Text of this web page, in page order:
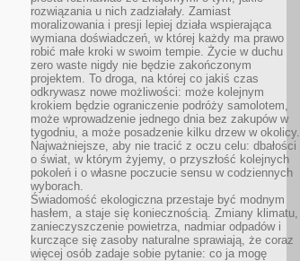
rozwiązania u nich zadziałały. Zamiast
moralizowania i presji lepiej działa wspierająca
wymiana doświadczeń, w której każdy ma prawo
robić małe kroki w swoim tempie. Życie w duchu
zero waste nigdy nie będzie zakończonym
projektem. To droga, na której co jakiś czas
odkrywasz nowe możliwości: może kolejnym
krokiem będzie ograniczenie podróży samolotem,
może wprowadzenie jednego dnia bez zakupów w
tygodniu, a może posadzenie kilku drzew w okolicy.
Najważniejsze, aby nie tracić z oczu celu: dbałości
o świat, w którym żyjemy, o przyszłość kolejnych
pokoleń i o własne poczucie sensu w codziennych
wyborach.
Świadomość ekologiczna przestaje być modnym
hasłem, a staje się koniecznością. Zmiany klimatu,
zanieczyszczenie powietrza, nadmiar odpadów i
kurczące się zasoby naturalne sprawiają, że coraz
więcej osób zadaje sobie pytanie: co ja mogę